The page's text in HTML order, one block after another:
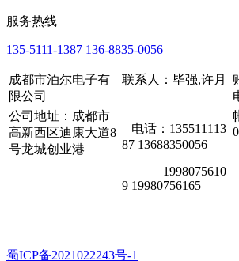
服务热线
135-5111-1387 136-8835-0056
成都市泊尔电子有
限公司
联系人：毕强,许月
公司地址：成都市
高新西区迪康大道8
号龙城创业港
电话：135511113
87 13688350056
1998075610
9 19980756165
蜀ICP备2021022243号-1